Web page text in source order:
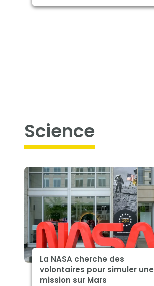
science
La NASA cherche des
volontaires pour simuler une
mission sur Mars